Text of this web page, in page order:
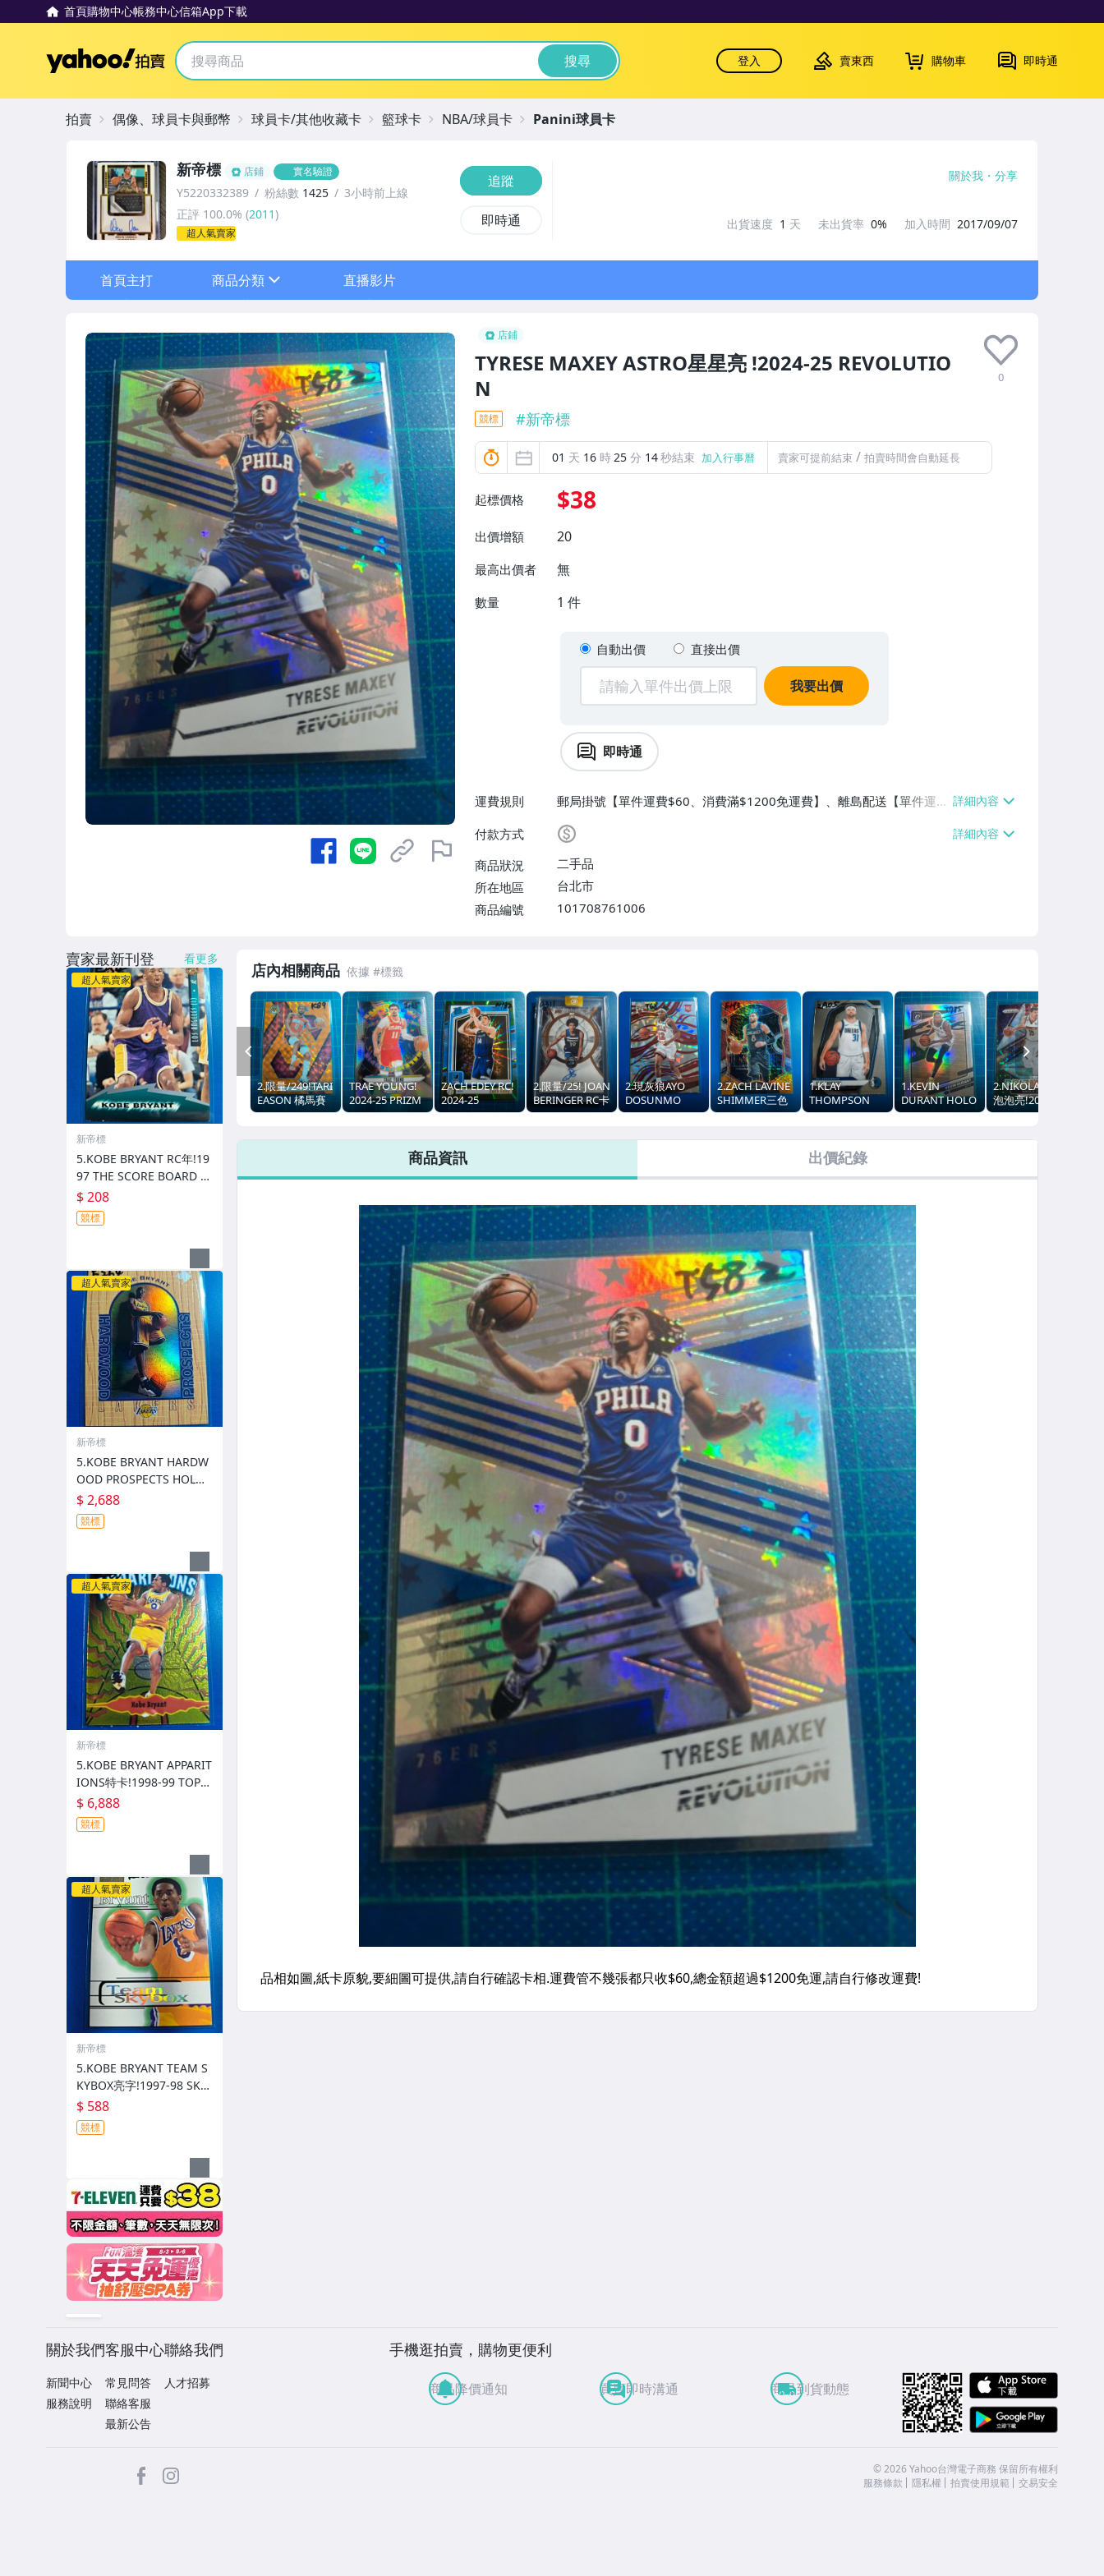
首頁購物中心帳務中心信箱App下載
Yahoo拍賣 搜尋 登入 賣東西 購物車 即時通
店鋪
TYRESE MAXEY ASTRO星星亮 !2024-25 REVOLUTIO
N
0
競標 #新帝標
01 天 16 時25 分 13秒結束 加入行事曆 賣家可提前結束 / 拍賣時間會自動延長
起標價格 $38
出價增額 20
最高出價者 無
數量 1 件
自動出價 直接出價
我要出價
即時通
運費規則
郵局掛號【單件運費$60、消費滿$1200免運費】、離島配送【單件運費
$60】
付款方式
商品狀況
二手品
所在地區
台北市
商品編號
101708761006
新帝標 店鋪 實名驗證
Y5220332389 粉絲數 1425
3小時前上線
正評 100.0% (2011)
超人氣賣家
追蹤
即時通
關於我 分享
出貨速度 1 天 未出貨率 0% 加入時間 2017/09/07
首頁主打 商品分類 直播影片
拍賣 偶像、球員卡與郵幣 球員卡/其他收藏卡 籃球卡 NBA/球員卡 Panini球員卡
店內相關商品
2.限量/249!TARI
EASON 橘馬賽
克亮!2024-25
TRAE YOUNG!
2024-25 PRIZM
KALEIDOSCOPIC
ZACH EDEY RC!
2024-25
DONRUSS 綠放
2.限量/25! JOAN
BERINGER RC卡
面簽!2025-26
2.現灰狼AYO
DOSUNMO
NEW YEAR版 紅
REVOLUTION
2.ZACH LAVINE
SHIMMER三色
亮!2020-21
CONCOURSE
1.KLAY
THOMPSON
!2024-25 PRIZM
1.KEVIN
DURANT HOLO
亮!2021-22
OPTIC
2.NIKOLA JOKIC
泡泡亮!2022-23
PRIZM
卡
PREV
商品資訊 出價紀錄
賣家最新刊登 看更多
超人氣賣家
新帝標
5.KOBE BRYANT RC年!19
97 THE SCORE BOARD 角
損
$ 208
競標
超人氣賣家
新帝標
5.KOBE BRYANT HARDW
OOD PROSPECTS HOLO
亮木紋造型特卡!1997 UPP
ER DECK
$ 2,688
競標
超人氣賣家
新帝標
5.KOBE BRYANT APPARIT
IONS特卡!1998-99 TOPP
S CHROME (卡況優)
$ 6,888
競標
超人氣賣家
新帝標
5.KOBE BRYANT TEAM S
KYBOX亮字!1997-98 SKY
BOX PREMIUM
$ 588
競標
關於我們
新聞中心
服務說明
客服中心
常見問答
聯絡客服
最新公告
聯絡我們
人才招募
手機逛拍賣，購物更便利
商品降價通知 買賣即時溝通 商品到貨動態
facebook ©2026 Yahoo台灣電子商務 保留所有權利
服務條款
隱私權 拍賣使用規範 交易安全